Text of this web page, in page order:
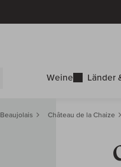
Weine Länder
Beaujolais Château de la Chaize